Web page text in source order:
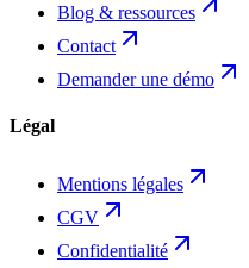
Blog & ressources
Contact
Demander une démo
Légal
Mentions légales
CGV
Confidentialité